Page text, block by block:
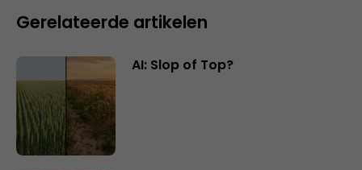
Gerelateerde artikelen
AI: Slop of Top?